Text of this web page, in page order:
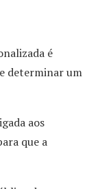
é
determinar um
aos
que a